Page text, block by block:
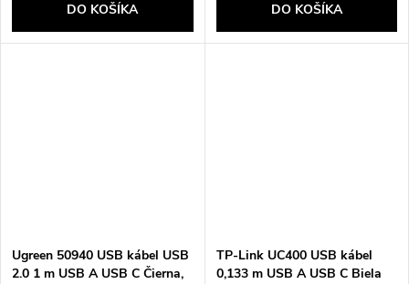
DO KOŠÍKA DO KOŠÍKA
Ugreen 50940 USB kábel USB
2.0 1 m USB A USB C Čierna,
TP-Link UC400 USB kábel
0,133 m USB A USB C Biela